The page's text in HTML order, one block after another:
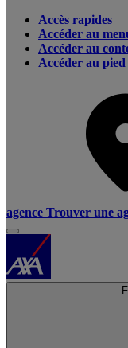
Accès rapides
Accéder au
Accéder au
Accéder au pied
agence Trouver une